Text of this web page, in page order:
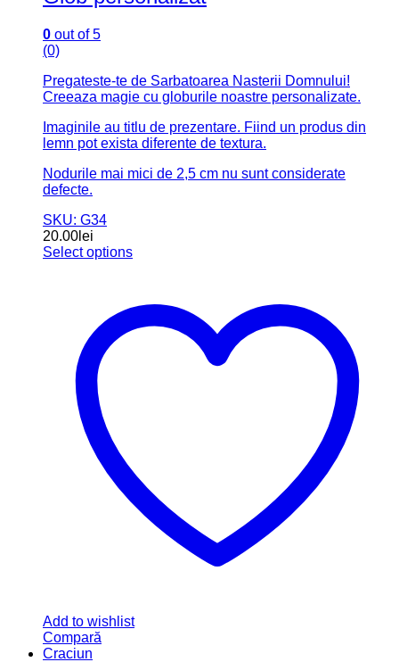
0 out of 5
(0)
Pregateste-te de Sarbatoarea Nasterii Domnului!
Creeaza magie cu globurile noastre personalizate.
Imaginile au titlu de prezentare. Fiind un produs din
lemn pot exista diferente de textura.
Nodurile mai mici de 2,5 cm nu sunt considerate
defecte.
SKU: G34
20.00 lei
Select options
Add to wishlist
Compară
Craciun